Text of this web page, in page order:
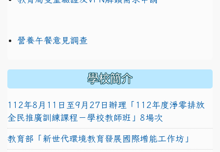
營養午餐意見調查
學校簡介
112年8月11日至9月27日辦理「112年度淨零排放
全民推廣訓練課程－學校教師班」8場次
教育部「新世代環境教育發展國際增能工作坊」